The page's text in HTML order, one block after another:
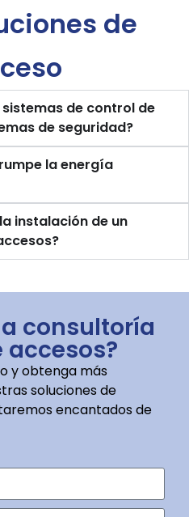
de
de control de
de seguridad?
la energía
instalación de un
consultoría
y obtenga más
soluciones de
encantados de